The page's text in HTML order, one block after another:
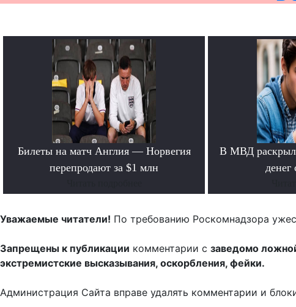
Билеты на матч Англия — Норвегия
перепродают за $1 млн
В МВД
денег
Уважаемые читатели! По требованию Роскомнадзора
Запрещены к публикации комментарии с заведомо
экстремистские высказывания, оскорбления, фейки.
Администрация Сайта вправе удалять комментарии и